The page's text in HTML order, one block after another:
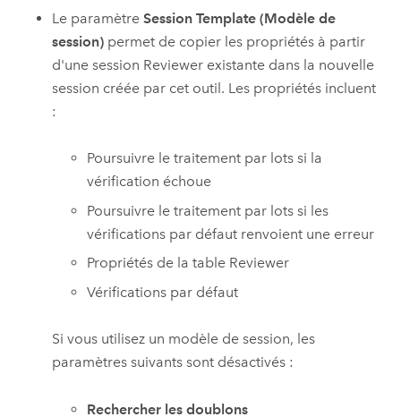
Le paramètreSession Template (Modèle de
session) permet de copier les propriétés à partir
d'une session Reviewer existante dans la nouvelle
session créée par cet outil. Les propriétés incluent
:
Poursuivre le traitement par lots si la
vérification échoue
Poursuivre le traitement par lots si les
vérifications par défaut renvoient une erreur
Propriétés de la table Reviewer
Vérifications par défaut
Si vous utilisez un modèle de session, les
paramètres suivants sont désactivés :
Rechercher les doublons